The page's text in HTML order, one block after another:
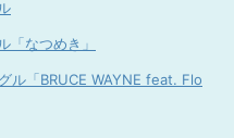
「なつめき」
ル「BRUCE WAYNE feat. Flo